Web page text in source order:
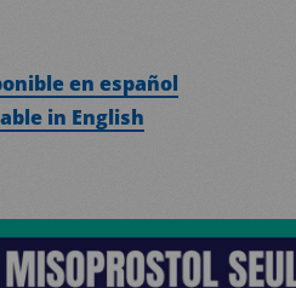
en español
in English